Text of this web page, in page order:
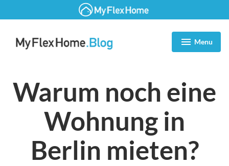
Zum
Inhalt
springen
Menu
expanded
collapsed
Warum noch eine
Wohnung in
Berlin mieten?